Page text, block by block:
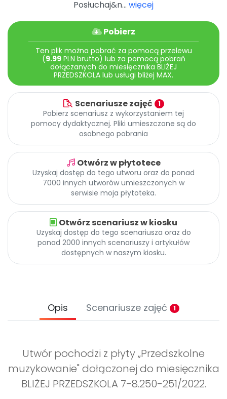
Posłuchaj&n... więcej
Pobierz
Ten plik można pobrać za pomocą przelewu
(9.99PLN brutto) lub za pomocą pobrań
dołączanych do miesięcznika BLIŻEJ
PRZEDSZKOLA lub usługi bliżej MAX.
Scenariusze zajęć 1
Pobierz scenariusz z wykorzystaniem tej
pomocy dydaktycznej. Pliki umieszczone są do
osobnego pobrania
Otwórz w płytotece
Uzyskaj dostęp do tego utworu oraz do ponad
7000 innych utworów umieszczonych w
serwisie moja płytoteka.
Otwórz scenariusz w kiosku
Uzyskaj dostęp do tego scenariusza oraz do
ponad 2000 innych scenariuszy i artykułów
dostępnych w naszym kiosku.
Opis Scenariusze zajęć 1
Utwór pochodzi z płyty „Przedszkolne
muzykowanie" dołączonej do miesięcznika
BLIŻEJ PRZEDSZKOLA 7-8.250-251/2022.